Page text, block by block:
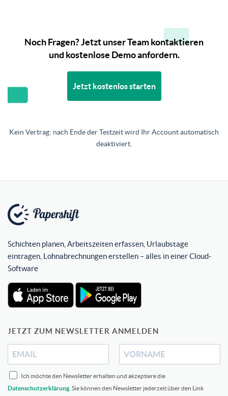
Noch Fragen? Jetzt unser Team kontaktieren
und kostenlose Demo anfordern.
Jetzt kostenlos starten
Kein Vertrag: nach Ende der Testzeit wird Ihr Account automatisch
deaktiviert.
Schichten planen, Arbeitszeiten erfassen, Urlaubstage
eintragen, Lohnabrechnungen erstellen – alles in einer Cloud-
Software
JETZT ZUM NEWSLETTER ANMELDEN
Ich möchte den Newsletter erhalten und akzeptiere die
Datenschutzerklärung . Sie können den Newsletter jederzeit über den Link